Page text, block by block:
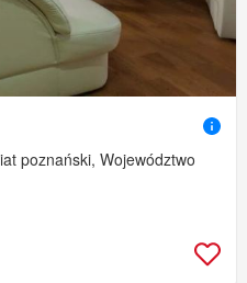
poznański, Województwo